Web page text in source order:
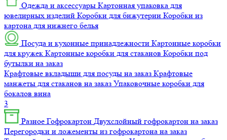
Одежда и аксессуары Картонная упаковка для
ювелирных изделий Коробки для бижутерии Коробки из
картона для нижнего белья
Посуда и кухонные принадлежности Картонные коробки
для кружек Картонные коробки для стаканов Коробки под
бутылки на заказ
Крафтовые вкладыши для посуды на заказ Крафтовые
манжеты для стаканов на заказ Упаковочные коробки для
бокалов вина
3
Разное Гофрокартон Двухслойный гофрокартон на заказ
Перегородки и ложементы из гофрокартона на заказ